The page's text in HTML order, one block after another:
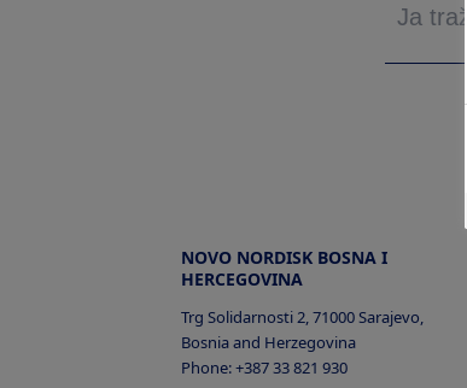
NOVO NORDISK BOSNA I
HERCEGOVINA
Trg Solidarnosti 2, 71000 Sarajevo,
Bosnia and Herzegovina
Phone: +387 33 821 930